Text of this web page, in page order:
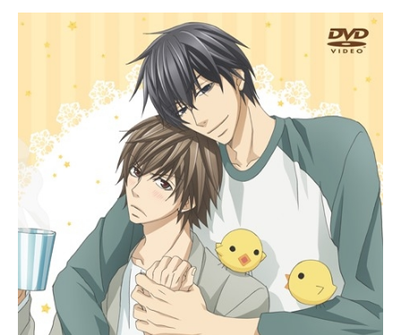
決していく。「小さくなっても頭脳
は同じ。真実はいつもひとつ！」作
品名名探偵コナン放送形態TVアニメ
スケジュール1996年1月8日（月）～
毎週土曜18:00 読売テレビ・日本テ
レビほかキャスト江戸川コナン：高
山みなみ毛利小五郎：小山力也毛利
蘭：岡村明美工藤新一：山口勝平阿
笠博士：緒方賢一元太：高木渉光
彦：大谷育江歩美：岩居由希子灰原
哀：林原めぐみ服部平次：堀川りょ
う遠山和葉：宮村優子鈴木園子：松
井菜桜子京極真：檜山修之世良真
純：日髙のり子工藤優作：田中秀幸
工藤有希子：島本須美妃英理：高島
雅羅目暮警部：茶風林高木刑事：高
木渉千葉和伸：千葉一伸白鳥任三